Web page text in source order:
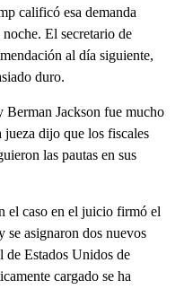
calificó esa demanda
El secretario de
al día siguiente,
duro.
Berman Jackson fue mucho
dijo que los fiscales
las pautas en sus
el caso en el juicio firmó el
se asignaron dos nuevos
de Estados Unidos de
cargado se ha